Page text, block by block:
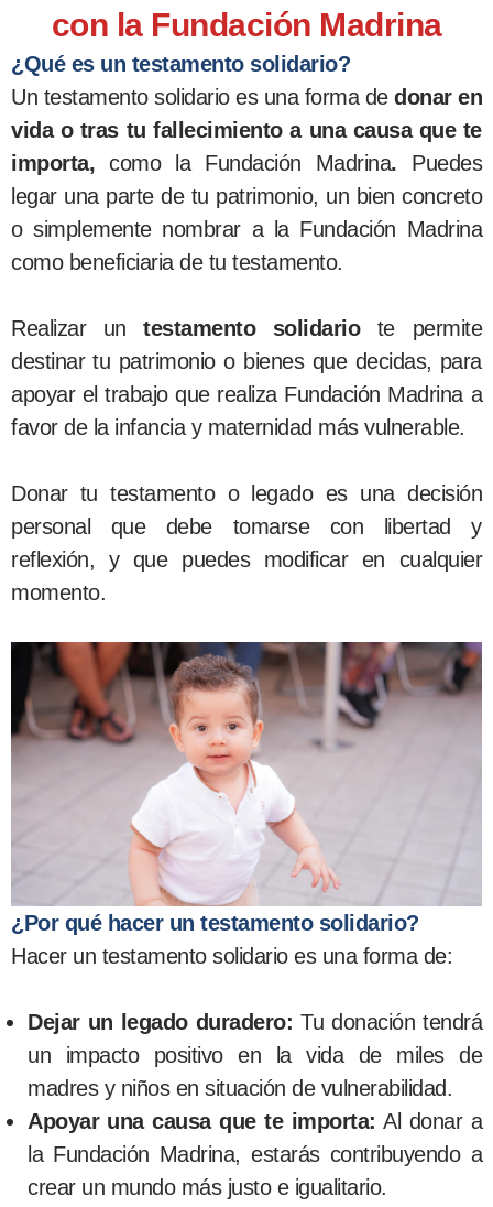
con la Fundación Madrina
¿Qué es un testamento solidario?
Un testamento solidario es una forma de donar en
vida o tras tu fallecimiento a una causa que te
importa,como la Fundación Madrina. Puedes
legar una parte de tu patrimonio, un bien concreto
o simplemente nombrar a la Fundación Madrina
como beneficiaria de tu testamento.
Realizar untestamento solidariote permite
destinar tu patrimonio o bienes que decidas, para
apoyar el trabajo que realiza Fundación Madrina a
favor de la infancia y maternidad más vulnerable.
Donar tu testamento o legado es una decisión
personal que debe tomarse con libertad y
reflexión, y que puedes modificar en cualquier
momento.
¿Por qué hacer un testamento solidario?
Hacer un testamento solidario es una forma de:
Dejar un legado duradero: Tu donación tendrá
un impacto positivo en la vida de miles de
madres y niños en situación de vulnerabilidad.
Apoyar una causa que te importa: Al donar a
la Fundación Madrina, estarás contribuyendo a
crear un mundo más justo e igualitario.